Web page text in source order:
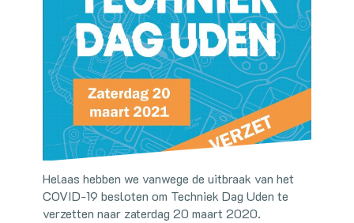
Helaas hebben we vanwege de uitbraak van het
COVID-19 besloten om Techniek Dag Uden te
verzetten naar zaterdag 20 maart 2020.